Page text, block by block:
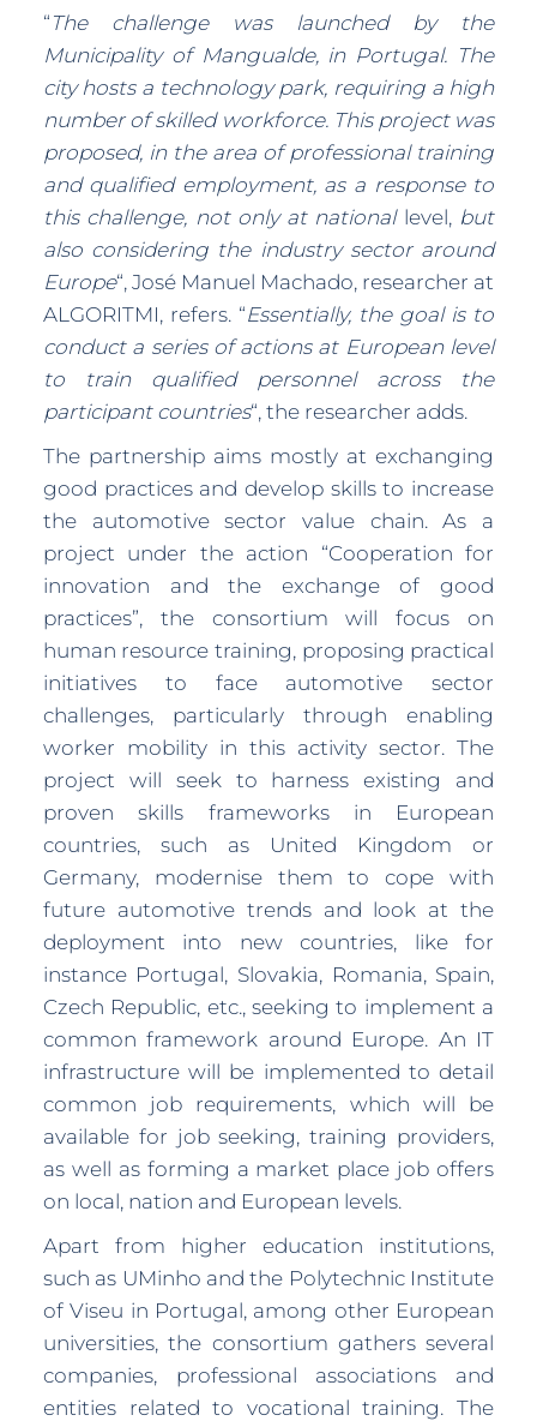
“ The challenge was launched by the
Municipality of Mangualde, in Portugal. The
city hosts a technology park, requiring a high
number of skilled workforce. This project was
proposed, in the area of professional training
and qualified employment, as a response to
this challenge, not only at national level,but
also considering the industry sector around
Europe“, José Manuel Machado, researcher at
ALGORITMI, refers. “Essentially, the goal is to
conduct a series of actions at European level
to train qualified personnel across the
participant countries“, the researcher adds.
The partnership aims mostly at exchanging
good practices and develop skills to increase
the automotive sector value chain. As a
project under the action “Cooperation for
innovation and the exchange of good
practices”, the consortium will focus on
human resource training, proposing practical
initiatives to face automotive sector
challenges, particularly through enabling
worker mobility in this activity sector. The
project will seek to harness existing and
proven skills frameworks in European
countries, such as United Kingdom or
Germany, modernise them to cope with
future automotive trends and look at the
deployment into new countries, like for
instance Portugal, Slovakia, Romania, Spain,
Czech Republic, etc., seeking to implement a
common framework around Europe. An IT
infrastructure will be implemented to detail
common job requirements, which will be
available for job seeking, training providers,
as well as forming a market place job offers
on local, nation and European levels.
Apart from higher education institutions,
such as UMinho and the Polytechnic Institute
of Viseu in Portugal, among other European
universities, the consortium gathers several
companies, professional associations and
entities related to vocational training. The